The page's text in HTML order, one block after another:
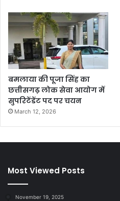
बमलाया की पूजा सिंह का
छत्तीसगढ़ लोक सेवा आयोग में
सुपरिटेंडेंट पद पर चयन
March 12, 2026
Most Viewed Posts
November 19, 2025